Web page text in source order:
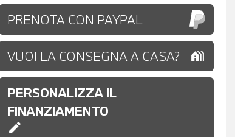
PRENOTA CON PAYPAL
VUOI LA CONSEGNA A CASA? holiday_village
PERSONALIZZA IL
FINANZIAMENTO
edit